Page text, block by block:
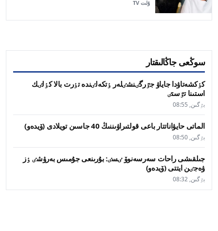
ۇلت TV
سوڭعى جاڭالىقتار
كٶكشەتاۋدا جاياۋ جٷرگٸنشٸلەر ٶتكەلٸندە تٶرت بالا كٶلٸك
استىنا تٷستٸ
بٷگىن, 08:55
الماتى حايۋاناتتار باعى قولتىراۋىننىڭ 40 جاسىن تويلادى (ۆيدەو)
بٷگىن, 08:50
جىلقىشى راحات سەرسەنوۆ ٸسٸ: بۇرىنعى جۇمىس بەرۋشٸ ٶز
ۋەجٸن ايتتى (ۆيدەو)
بٷگىن, 08:32